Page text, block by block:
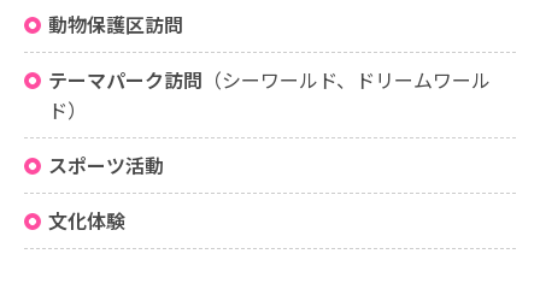
動物保護区訪問
テーマパーク訪問 （シーワールド、ドリームワール
ド）
スポーツ活動
文化体験